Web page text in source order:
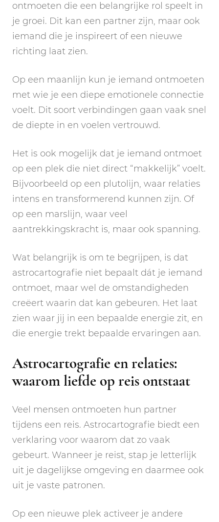
ontmoeten die een belangrijke rol speelt in
je groei. Dit kan een partner zijn, maar ook
iemand die je inspireert of een nieuwe
richting laat zien.
Op een maanlijn kun je iemand ontmoeten
met wie je een diepe emotionele connectie
voelt. Dit soort verbindingen gaan vaak snel
de diepte in en voelen vertrouwd.
Het is ook mogelijk dat je iemand ontmoet
op een plek die niet direct “makkelijk” voelt.
Bijvoorbeeld op een plutolijn, waar relaties
intens en transformerend kunnen zijn. Of
op een marslijn, waar veel
aantrekkingskracht is, maar ook spanning.
Wat belangrijk is om te begrijpen, is dat
astrocartografie niet bepaalt dát je iemand
ontmoet, maar wel de omstandigheden
creëert waarin dat kan gebeuren. Het laat
zien waar jij in een bepaalde energie zit, en
die energie trekt bepaalde ervaringen aan.
Astrocartografie en relaties:
waarom liefde op reis ontstaat
Veel mensen ontmoeten hun partner
tijdens een reis. Astrocartografie biedt een
verklaring voor waarom dat zo vaak
gebeurt. Wanneer je reist, stap je letterlijk
uit je dagelijkse omgeving en daarmee ook
uit je vaste patronen.
Op een nieuwe plek activeer je andere